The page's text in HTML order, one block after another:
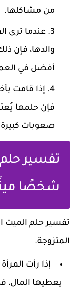
من مشاكلها.
عندما ترى
والدها، فإن
أفضل في
إذا قامت
فإن حلمها
صعوبات
تفسير حلم
شخصًا
تفسير حلم الميت
المتزوجة.
إذا رأت
يعطيها المال،